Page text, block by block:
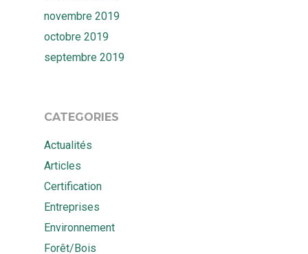
novembre 2019
octobre 2019
septembre 2019
CATEGORIES
Actualités
Articles
Certification
Entreprises
Environnement
Forêt/Bois